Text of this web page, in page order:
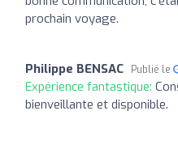
prochain voyage.
Philippe BENSAC Publié le
Expérience fantastique:
bienveillante et disponible.